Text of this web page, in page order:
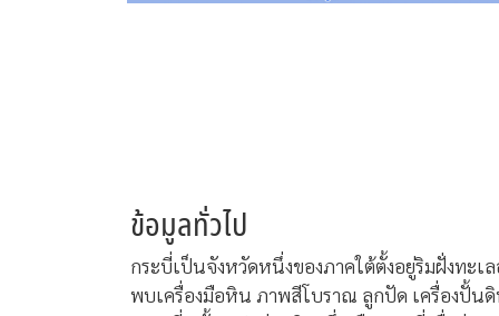
ข้อมูลทั่วไป
กระบี่เป็นจังหวัดหนึ่งของภาคใต้ตั้งอยู่ริมฝั่งทะ
พบเครื่องมือหิน ภาพสีโบราณ ลูกปัด เครื่องปั้น